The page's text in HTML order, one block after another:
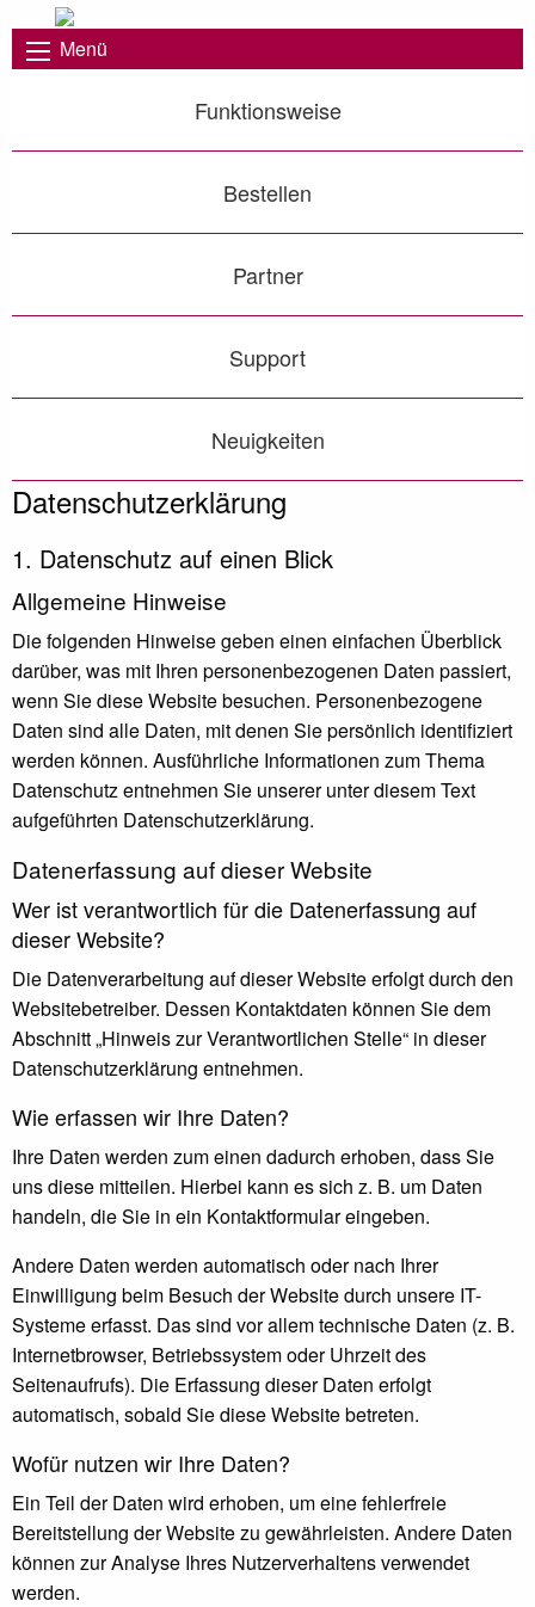
Menü
Funktionsweise
Bestellen
Partner
Support
Neuigkeiten
Datenschutz­erklärung
1. Datenschutz auf einen Blick
Allgemeine Hinweise
Die folgenden Hinweise geben einen einfachen Überblick
darüber, was mit Ihren personenbezogenen Daten passiert,
wenn Sie diese Website besuchen. Personenbezogene
Daten sind alle Daten, mit denen Sie persönlich identifiziert
werden können. Ausführliche Informationen zum Thema
Datenschutz entnehmen Sie unserer unter diesem Text
aufgeführten Datenschutzerklärung.
Datenerfassung auf dieser Website
Wer ist verantwortlich für die Datenerfassung auf
dieser Website?
Die Datenverarbeitung auf dieser Website erfolgt durch den
Websitebetreiber. Dessen Kontaktdaten können Sie dem
Abschnitt „Hinweis zur Verantwortlichen Stelle“ in dieser
Datenschutzerklärung entnehmen.
Wie erfassen wir Ihre Daten?
Ihre Daten werden zum einen dadurch erhoben, dass Sie
uns diese mitteilen. Hierbei kann es sich z. B. um Daten
handeln, die Sie in ein Kontaktformular eingeben.
Andere Daten werden automatisch oder nach Ihrer
Einwilligung beim Besuch der Website durch unsere IT-
Systeme erfasst. Das sind vor allem technische Daten (z. B.
Internetbrowser, Betriebssystem oder Uhrzeit des
Seitenaufrufs). Die Erfassung dieser Daten erfolgt
automatisch, sobald Sie diese Website betreten.
Wofür nutzen wir Ihre Daten?
Ein Teil der Daten wird erhoben, um eine fehlerfreie
Bereitstellung der Website zu gewährleisten. Andere Daten
können zur Analyse Ihres Nutzerverhaltens verwendet
werden.